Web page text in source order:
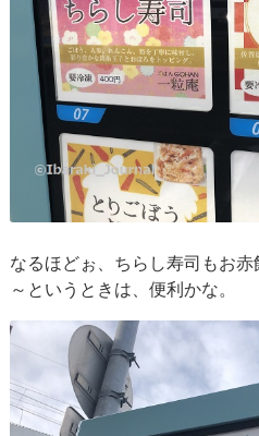
なるほどぉ、ちらし寿司もお
～というときは、便利かな。